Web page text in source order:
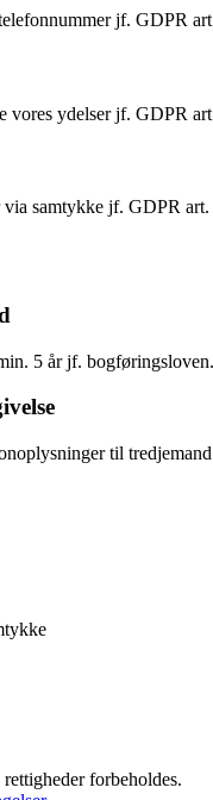
jf. GDPR
vores ydelser jf. GDPR
samtykke jf. GDPR art.
5 år jf.
til
forbeholdes.